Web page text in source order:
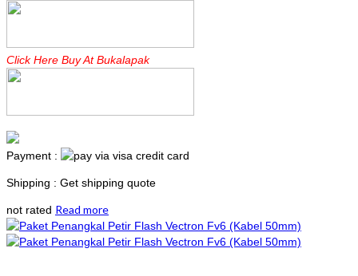
Click Here Buy At Bukalapak
Payment :
Shipping : Get shipping quote
not rated Read more